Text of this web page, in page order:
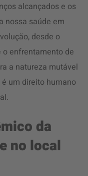
alcançados e os
nossa saúde em
desde o
enfrentamento de
a natureza mutável
um direito humano
da
no local